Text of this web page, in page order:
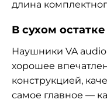
длина
В сухом остатке
Наушники VA
хорошее
конструкцией,
самое главное —